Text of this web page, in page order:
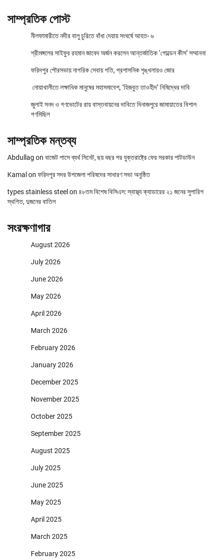
সাম্প্রতিক পোস্ট
নীলফামারীতে নদীর বালু চুরিতে বাঁধা দেয়ায় সংঘর্ষে আহত- ৬
শ্রীমঙ্গলের সাইফুর রহমান জাবেদ অর্জন করলেন আন্তর্জাতিক ‘গোল্ডেন কীস’ সম্মাননা
ফরিদপুর পৌরসভায় নাগরিক সেবায় গতি, প্রশাসনিক শৃঙ্খলায়ও জোর
নোয়াখালীতে লক্ষাধিক মানুষের মহাসমাবেশ, ‘হিজবুত তাওহীদ’ নিষিদ্ধের দাবি
জুলাই সনদ ও গণভোটের রায় বাস্তবায়নের দাবিতে দিনাজপুরে জামায়াতের বিশাল
গণমিছিল
সাম্প্রতিক মন্তব্য
Abdullag on বাজেট পাসে ব্যর্থ সিনেট, ছয় বছর পর যুক্তরাষ্ট্রে ফের সরকার শাটডাউন
Kamal on ফরিদপুর সদর উপজেলা পরিষদের সাধারণ সভা অনুষ্ঠিত
types stainless steel on ৪৮তম বিশেষ বিসিএস: স্বাস্থ্য ক্যাডারের ২১ জনের সুপারিশ
স্থগিত, দুজনের বাতিল
সংরক্ষণাগার
August 2026
July 2026
June 2026
May 2026
April 2026
March 2026
February 2026
January 2026
December 2025
November 2025
October 2025
September 2025
August 2025
July 2025
June 2025
May 2025
April 2025
March 2025
February 2025